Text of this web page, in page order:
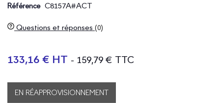
Référence C8157A#ACT
Questions et réponses (0)
133,16 € HT - 159,79 € TTC
EN RÉAPPROVISIONNEMENT